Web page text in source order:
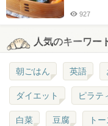
927
人気のキーワー
朝ごはん 英語
ダイエット ピラテ
白菜 豆腐 ト